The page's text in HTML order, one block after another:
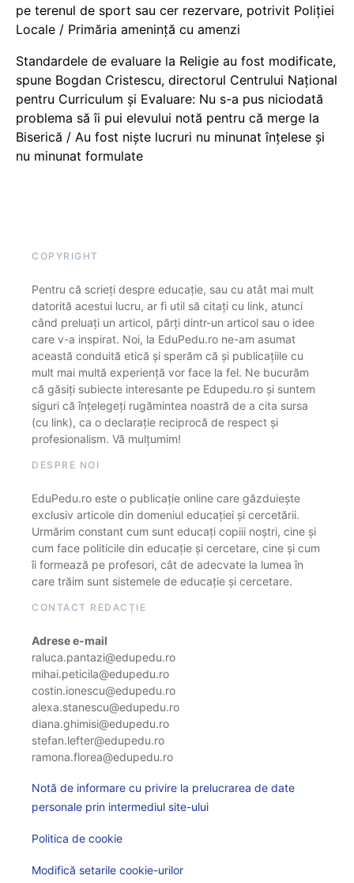
pe terenul de sport sau cer rezervare, potrivit Poliției
Locale / Primăria amenință cu amenzi
Standardele de evaluare la Religie au fost modificate,
spune Bogdan Cristescu, directorul Centrului Național
pentru Curriculum și Evaluare: Nu s-a pus niciodată
problema să îi pui elevului notă pentru că merge la
Biserică / Au fost niște lucruri nu minunat înțelese și
nu minunat formulate
COPYRIGHT
Pentru că scrieți despre educație, sau cu atât mai mult
datorită acestui lucru, ar fi util să citați cu link, atunci
când preluați un articol, părți dintr-un articol sau o idee
care v-a inspirat. Noi, la EduPedu.ro ne-am asumat
această conduită etică și sperăm că și publicațiile cu
mult mai multă experiență vor face la fel. Ne bucurăm
că găsiți subiecte interesante pe Edupedu.ro și suntem
siguri că înțelegeți rugămintea noastră de a cita sursa
(cu link), ca o declarație reciprocă de respect și
profesionalism. Vă mulțumim!
DESPRE NOI
EduPedu.ro este o publicație online care găzduiește
exclusiv articole din domeniul educației și cercetării.
Urmărim constant cum sunt educați copiii noștri, cine și
cum face politicile din educație și cercetare, cine și cum
îi formează pe profesori, cât de adecvate la lumea în
care trăim sunt sistemele de educație și cercetare.
CONTACT REDACȚIE
Adrese e-mail
raluca.pantazi@edupedu.ro
mihai.peticila@edupedu.ro
costin.ionescu@edupedu.ro
alexa.stanescu@edupedu.ro
diana.ghimisi@edupedu.ro
stefan.lefter@edupedu.ro
ramona.florea@edupedu.ro
Notă de informare cu privire la prelucrarea de date
personale prin intermediul site-ului
Politica de cookie
Modifică setarile cookie-urilor